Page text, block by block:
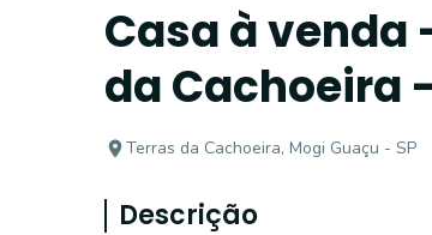
Casa à venda
da Cachoeira
Terras da Cachoeira, Mogi Guaçu - SP
Descrição